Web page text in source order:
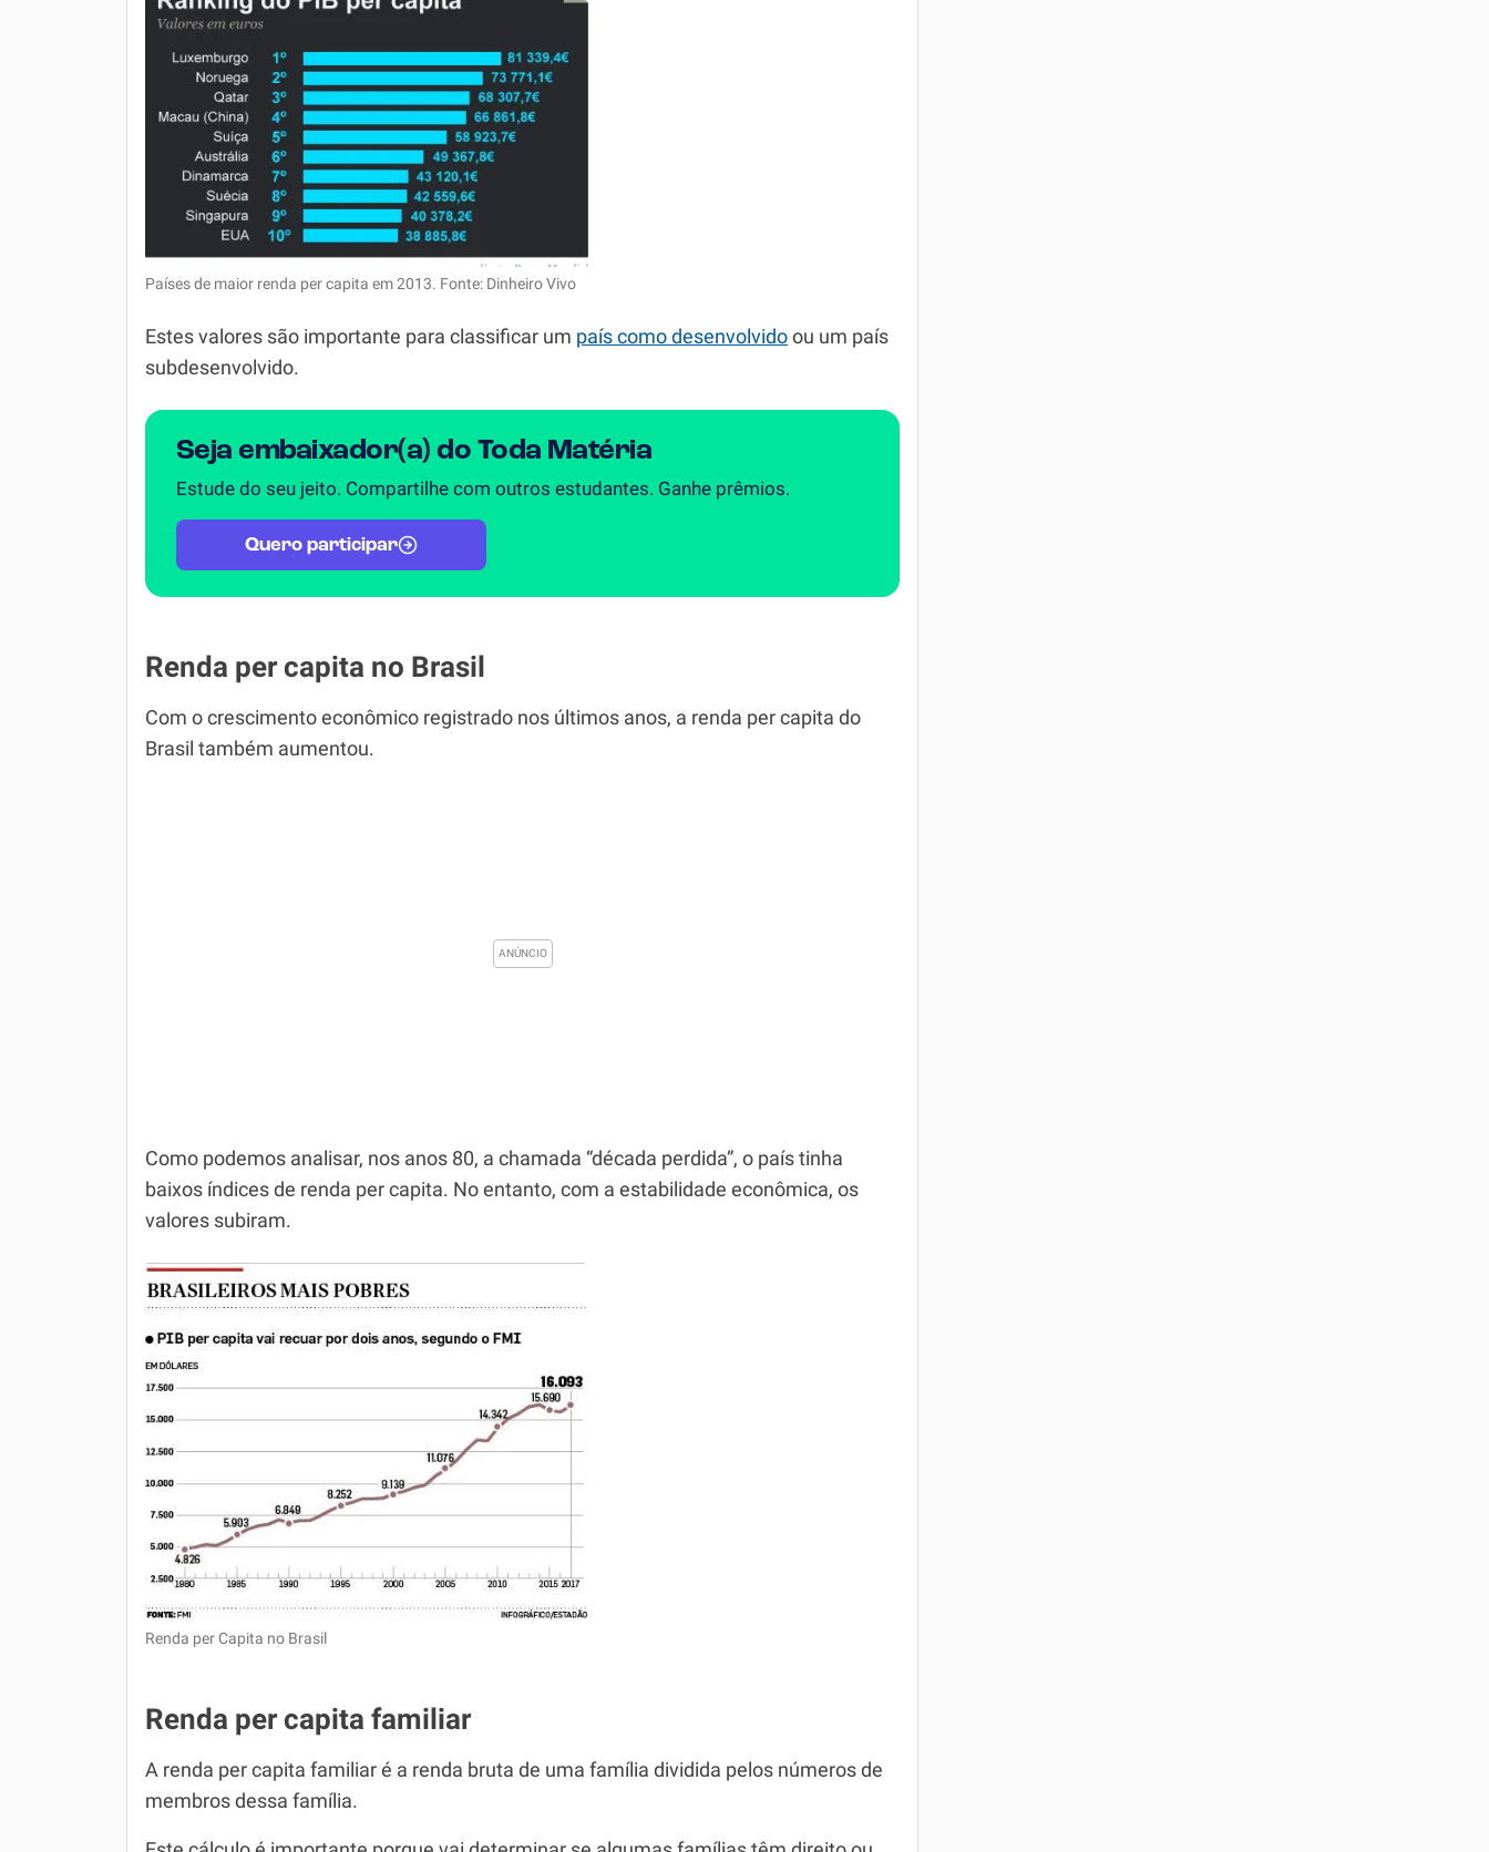
Países de maior renda per capita em 2013. Fonte: Dinheiro Vivo
Estes valores são importante para classificar um país como desenvolvido ou um país
subdesenvolvido.
Seja embaixador(a) do Toda Matéria
Estude do seu jeito. Compartilhe com outros estudantes. Ganhe prêmios.
Quero participar
Renda per capita no Brasil
Com o crescimento econômico registrado nos últimos anos, a renda per capita do
Brasil também aumentou.
Como podemos analisar, nos anos 80, a chamada “década perdida”, o país tinha
baixos índices de renda per capita. No entanto, com a estabilidade econômica, os
valores subiram.
Renda per Capita no Brasil
Renda per capita familiar
A renda per capita familiar é a renda bruta de uma família dividida pelos números de
membros dessa família.